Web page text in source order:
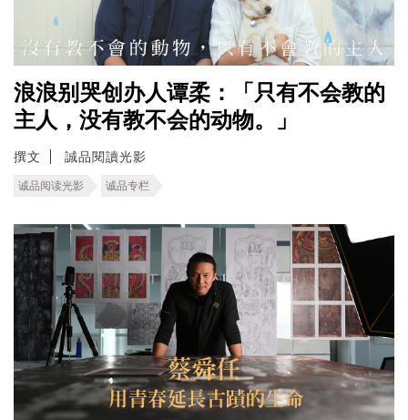
浪浪别哭创办人谭柔：「只有不会教的
主人，没有教不会的动物。」
撰文 誠品閱讀光影
诚品阅读光影 诚品专栏